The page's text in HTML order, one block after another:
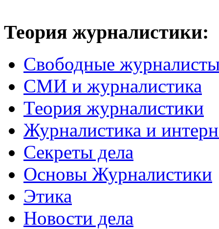
Теория журналистики:
Свободные
СМИ и журналистика
Теория журналистики
Журналистика и
Секреты дела
Основы Журналистики
Этика
Новости дела